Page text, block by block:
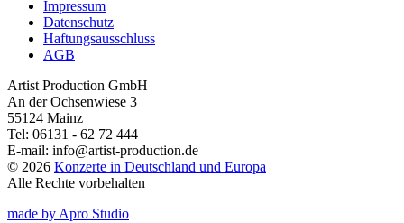
Impressum
Datenschutz
Haftungsausschluss
AGB
Artist Production GmbH
An der Ochsenwiese 3
55124 Mainz
Tel: 06131 - 62 72 444
E-mail: info@artist-production.de
© 2026 Konzerte in Deutschland und Europa
Alle Rechte vorbehalten
made by Apro Studio